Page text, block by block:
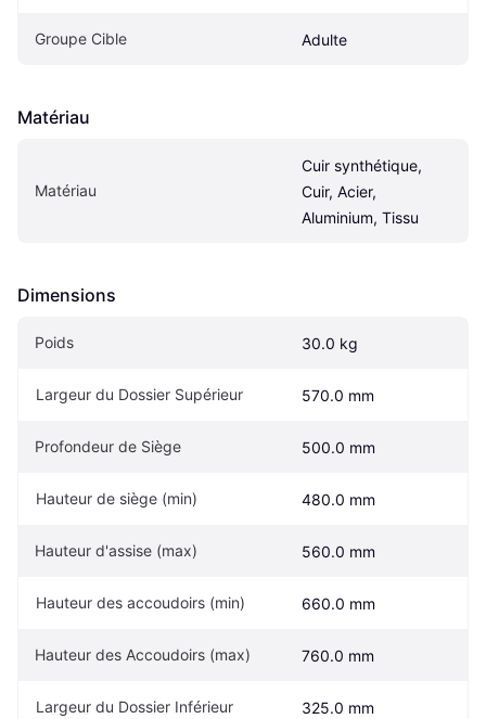
Groupe Cible Adulte
Matériau
Matériau
Cuir synthétique,
Cuir, Acier,
Aluminium, Tissu
Dimensions
Poids 30.0 kg
Largeur du Dossier Supérieur 570.0 mm
Profondeur de Siège 500.0 mm
Hauteur de siège (min) 480.0 mm
Hauteur d'assise (max) 560.0 mm
Hauteur des accoudoirs (min) 660.0 mm
Hauteur des Accoudoirs (max) 760.0 mm
Largeur du Dossier Inférieur 325.0 mm